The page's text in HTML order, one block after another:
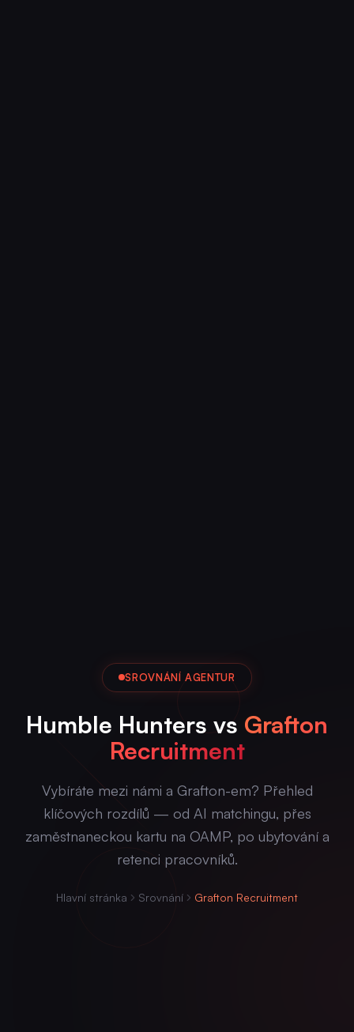
SROVNÁNÍ AGENTUR
Humble Hunters vs Grafton
Recruitment
Vybíráte mezi námi a Grafton-em? Přehled
klíčových rozdílů — od AI matchingu, přes
zaměstnaneckou kartu na OAMP, po ubytování a
retenci pracovníků.
Hlavní stránka Srovnání Grafton Recruitment